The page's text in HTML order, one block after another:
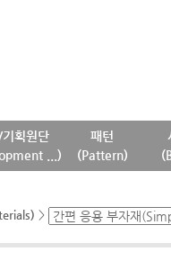
획원단
...)
패턴
(Pattern)
>